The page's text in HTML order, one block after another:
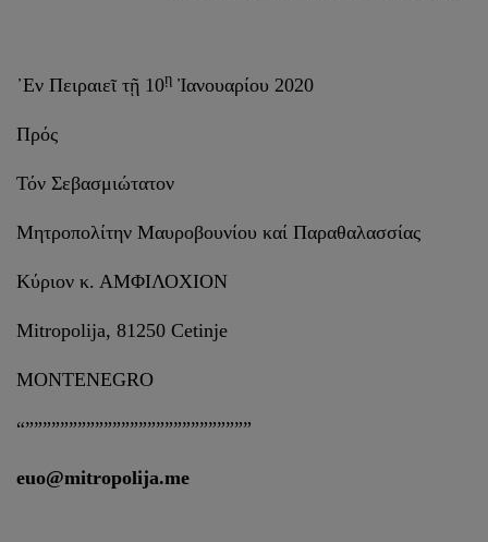
᾿Εν Πειραιεῖ τῇ 10ῃ Ἰανουαρίου 2020
Πρός
Τόν Σεβασμιώτατον
Μητροπολίτην Μαυροβουνίου καί Παραθαλασσίας
Κύριον κ. ΑΜΦΙΛΟΧΙΟΝ
Mitropolija, 81250 Cetinje
MONTENEGRO
“””””””””””””””””””””””””””
euo@mitropolija.me